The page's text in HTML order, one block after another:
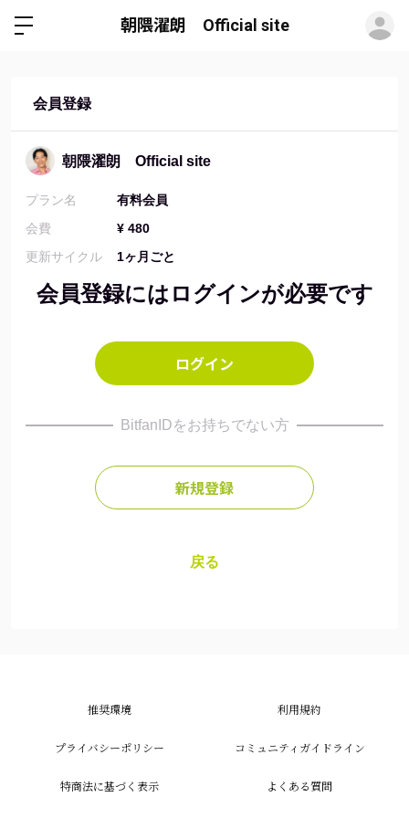
朝隈濯朗 Official site
会員登録
朝隈濯朗 Official site
プラン名
有料会員
会費
¥ 480
更新サイクル
1ヶ月ごと
会員登録にはログインが必要です
ログイン
BitfanIDをお持ちでない方
新規登録
戻る
推奨環境 利用規約
プライバシーポリシー コミュニティガイドライン
特商法に基づく表示 よくある質問